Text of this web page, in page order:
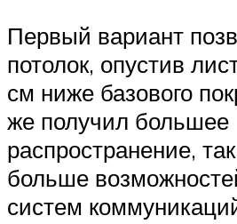
Первый вариант
потолок, опустив
см ниже базового
же получил большее
распространение,
больше
систем